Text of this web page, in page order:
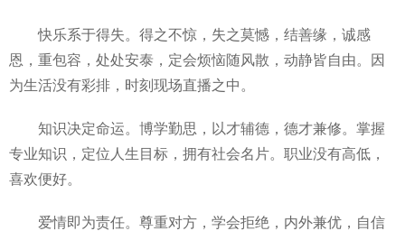
快乐系于得失。得之不惊，失之莫憾，结善缘，诚感
恩，重包容，处处安泰，定会烦恼随风散，动静皆自由。因
为生活没有彩排，时刻现场直播之中。
知识决定命运。博学勤思，以才辅德，德才兼修。掌握
专业知识，定位人生目标，拥有社会名片。职业没有高低，
喜欢便好。
爱情即为责任。尊重对方，学会拒绝，内外兼优，自信